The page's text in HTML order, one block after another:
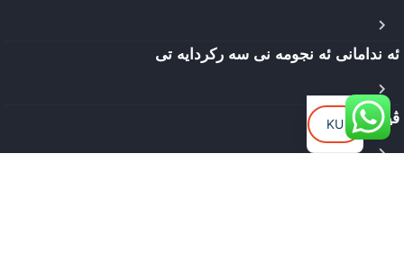
ئه ندامانی ئه نجومه نی سه رکردایه تی
ڤیدیۆکان KU
AR
EN